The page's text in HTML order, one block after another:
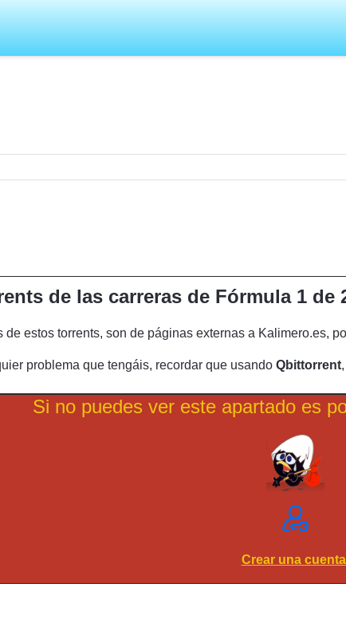
de las carreras de Fórmula 1 de
de estos torrents, son de páginas externas a Kalimero.es,
problema que tengáis, recordar que usando Qbittorrent
Si no puedes ver este apartado es
Crear una cuenta